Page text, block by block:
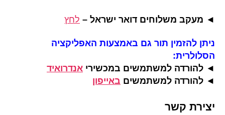
◄ מעקב משלוחים דואר ישראל – לחץ
ניתן להזמין תור גם באמצעות האפליקציה
הסלולרית:
◄ להורדה למשתמשים במכשירי אנדרואיד
◄ להורדה למשתמשים באייפון
יצירת קשר